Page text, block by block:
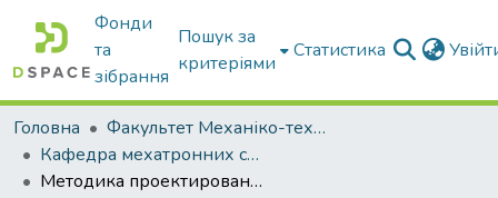
Фонди
та
зібрання
Пошук за
критеріями
Статистика
Головна
Факультет Механіко-технологічний
Кафедра мехатронних систем тракторів та сільскогосподарських машин
Методика проектирования элементов распределительных систем гидровращателей планетарного типа